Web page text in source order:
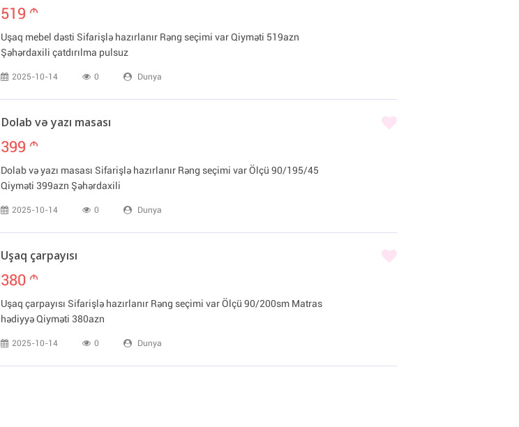
519 m
Uşaq mebel dəsti Sifarişlə hazırlanır Rəng seçimi var Qiyməti 519azn
Şəhərdaxili çatdırılma pulsuz
2025-10-14 0 Dunya
Dolab və yazı masası
399 m
Dolab və yazı masası Sifarişlə hazırlanır Rəng seçimi var Ölçü 90/195/45
Qiyməti 399azn Şəhərdaxili
2025-10-14 0 Dunya
Uşaq çarpayısı
380 m
Uşaq çarpayısı Sifarişlə hazırlanır Rəng seçimi var Ölçü 90/200sm Matras
hədiyyə Qiyməti 380azn
2025-10-14 0 Dunya